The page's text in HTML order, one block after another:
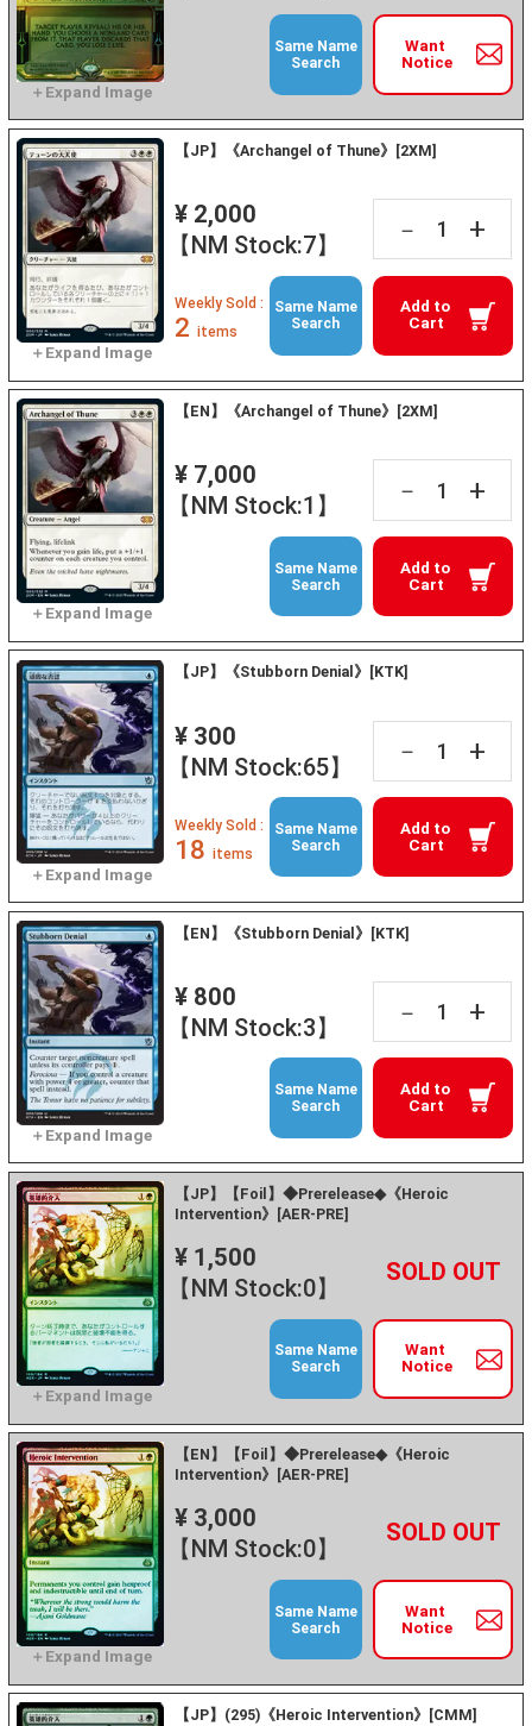
Want
Notice
Same Name
Search
【JP】《Archangel of Thune》[2XM]
¥ 2,000
【NM Stock:7】
－ +
Add to
Cart
Weekly Sold :
2 items
Same Name
Search
【EN】《Archangel of Thune》[2XM]
¥ 7,000
【NM Stock:1】
－ +
Add to
Cart
Same Name
Search
【JP】《Stubborn Denial》[KTK]
¥ 300
【NM Stock:65】
－ +
Add to
Cart
Weekly Sold :
18 items
Same Name
Search
【EN】《Stubborn Denial》[KTK]
¥ 800
【NM Stock:3】
－ +
Add to
Cart
Same Name
Search
【JP】【Foil】◆Prerelease◆《Heroic
Intervention》[AER-PRE]
¥ 1,500
【NM Stock:0】
－ +
Want
Notice
Same Name
Search
【EN】【Foil】◆Prerelease◆《Heroic
Intervention》[AER-PRE]
¥ 3,000
【NM Stock:0】
－ +
Want
Notice
Same Name
Search
【JP】(295)《Heroic Intervention》[CMM]